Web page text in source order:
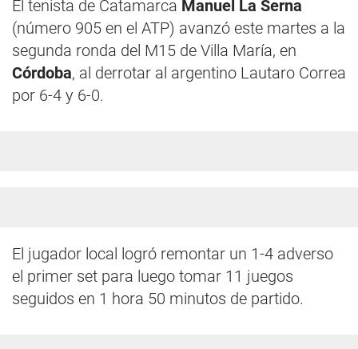
El tenista de Catamarca Manuel La Serna
(número 905 en el ATP) avanzó este martes a la
segunda ronda del M15 de Villa María, en
Córdoba, al derrotar al argentino Lautaro Correa
por 6-4 y 6-0.
El jugador local logró remontar un 1-4 adverso
el primer set para luego tomar 11 juegos
seguidos en 1 hora 50 minutos de partido.